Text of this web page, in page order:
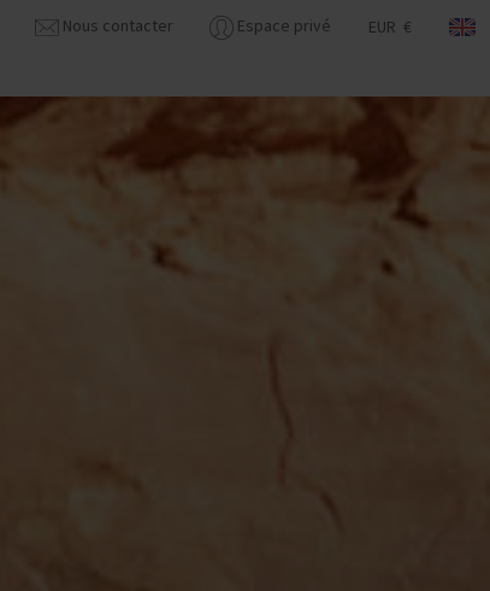
Nous contacter Espace privé EUR €